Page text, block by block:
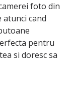
foto din
cand
pentru
si doresc sa